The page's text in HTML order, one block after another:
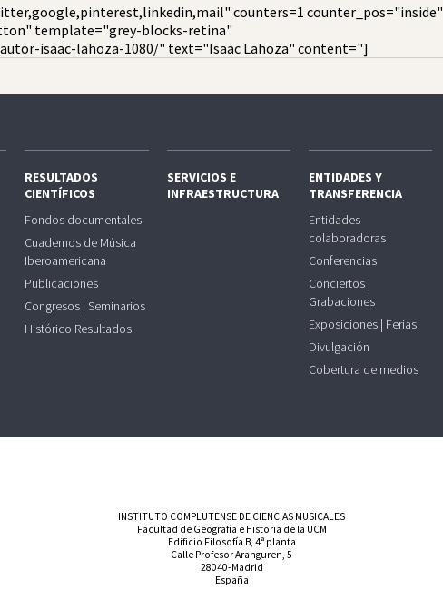
counters=1 counter_pos="inside"
template="grey-blocks-retina"
isaac-lahoza-1080/" text="Isaac Lahoza" content="]
RESULTADOS
CIENTÍFICOS
Fondos documentales
Cuadernos de Música
Iberoamericana
Publicaciones
Congresos | Seminarios
Histórico Resultados
SERVICIOS E
INFRAESTRUCTURA
ENTIDADES Y
TRANSFERENCIA
Entidades
colaboradoras
Conferencias
Conciertos |
Grabaciones
Exposiciones | Ferias
Divulgación
Cobertura de medios
INSTITUTO COMPLUTENSE DE CIENCIAS MUSICALES
Facultad de Geografía e Historia de la UCM
Edificio Filosofía B, 4ª planta
Calle Profesor Aranguren, 5
28040-Madrid
España